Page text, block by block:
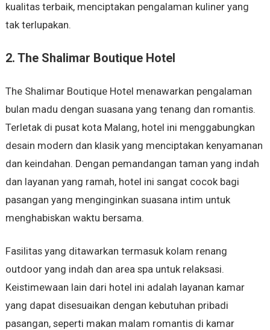
kualitas terbaik, menciptakan pengalaman kuliner yang
tak terlupakan.
2. The Shalimar Boutique Hotel
The Shalimar Boutique Hotel menawarkan pengalaman
bulan madu dengan suasana yang tenang dan romantis.
Terletak di pusat kota Malang, hotel ini menggabungkan
desain modern dan klasik yang menciptakan kenyamanan
dan keindahan. Dengan pemandangan taman yang indah
dan layanan yang ramah, hotel ini sangat cocok bagi
pasangan yang menginginkan suasana intim untuk
menghabiskan waktu bersama.
Fasilitas yang ditawarkan termasuk kolam renang
outdoor yang indah dan area spa untuk relaksasi.
Keistimewaan lain dari hotel ini adalah layanan kamar
yang dapat disesuaikan dengan kebutuhan pribadi
pasangan, seperti makan malam romantis di kamar